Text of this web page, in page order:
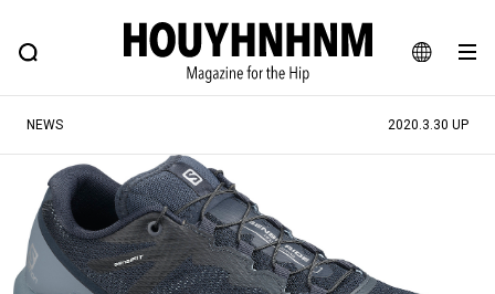
JA
EN
FEATURE BLOG SNAP
ヒップなファッション、カルチャー、ライフスタイルWEBマガジン
#注目のタグ
#SHOPPING ADDICT #憧れの逸品
#ESSENTIAL DESIGNS #古着サミット
NEWS 2020.3.30 UP